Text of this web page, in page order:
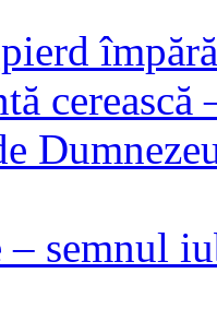
– semnul